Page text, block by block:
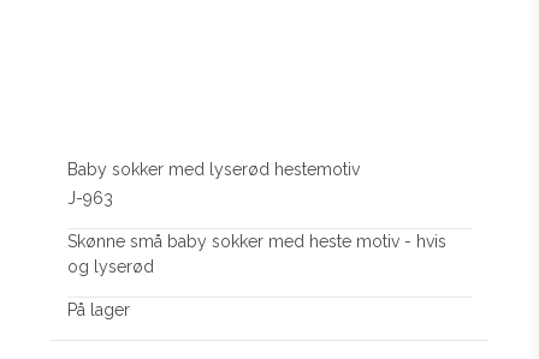
Baby sokker med lyserød hestemotiv
J-963
Skønne små baby sokker med heste motiv - hvis
og lyserød
På lager